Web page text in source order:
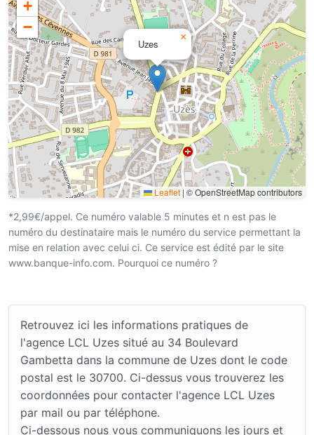
Uzes
×
+
−
Leaflet | © OpenStreetMap contributors
*2,99€/appel. Ce numéro valable 5 minutes et n est pas le
numéro du destinataire mais le numéro du service permettant la
mise en relation avec celui ci. Ce service est édité par le site
www.banque-info.com. Pourquoi ce numéro ?
Retrouvez ici les informations pratiques de
l'agence LCL Uzes situé au 34 Boulevard
Gambetta dans la commune de Uzes dont le code
postal est le 30700. Ci-dessus vous trouverez les
coordonnées pour contacter l'agence LCL Uzes
par mail ou par téléphone.
Ci-dessous nous vous communiquons les jours et